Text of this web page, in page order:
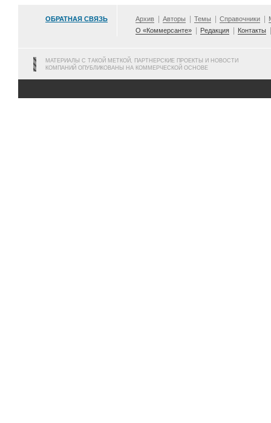
ОБРАТНАЯ СВЯЗЬ Архив Авторы Темы Справочники
О «Коммерсанте»
Редакция Контакты
МАТЕРИАЛЫ С ТАКОЙ МЕТКОЙ, ПАРТНЕРСКИЕ ПРОЕКТЫ И НОВОСТИ
КОМПАНИЙ ОПУБЛИКОВАНЫ НА КОММЕРЧЕСКОЙ ОСНОВЕ